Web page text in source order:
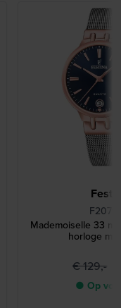
Mademoiselle 33
horloge
€ 129,-
● Op